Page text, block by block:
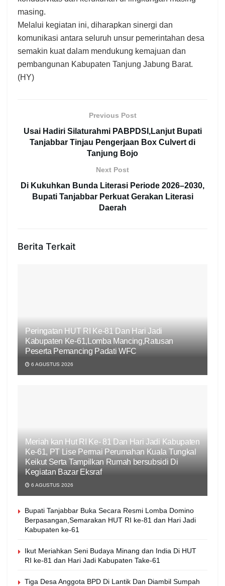
masing.
Melalui kegiatan ini, diharapkan sinergi dan
komunikasi antara seluruh unsur pemerintahan desa
semakin kuat dalam mendukung kemajuan dan
pembangunan Kabupaten Tanjung Jabung Barat.
(HY)
Previous Post
Usai Hadiri Silaturahmi PABPDSI,Lanjut Bupati
Tanjabbar Tinjau Pengerjaan Box Culvert di
Tanjung Bojo
Next Post
Di Kukuhkan Bunda Literasi Periode 2026–2030,
Bupati Tanjabbar Perkuat Gerakan Literasi
Daerah
Berita Terkait
Peringatan HUT RI Ke-81 Dan Hari Jadi
Kabupaten Ke-61,Lomba Mancing,Ratusan
Peserta Pemancing Padati WFC
6 AGUSTUS 2026
Meriah kan Hut RI Ke- 81 Dan Hari Jadi Kabupaten
Ke-61, PT Lise Permai Perumahan Kuala Tungkal
Keikut Serta Tampilkan Rumah bersubsidi Di
Kegiatan Bazar Eksraf
6 AGUSTUS 2026
Bupati Tanjabbar Buka Secara Resmi Lomba Domino
Berpasangan,Semarakan HUT RI ke-81 dan Hari Jadi
Kabupaten ke-61
Ikut Meriahkan Seni Budaya Minang dan India Di HUT
RI ke-81 dan Hari Jadi Kabupaten Take-61
Tiga Desa Anggota BPD Di Lantik Dan Diambil Sumpah